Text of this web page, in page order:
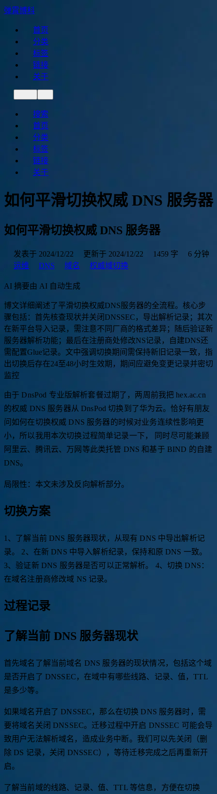
弹霄博科
首页
分类
标签
链接
关于
搜索
首页
分类
标签
链接
关于
如何平滑切换权威 DNS 服务器
如何平滑切换权威 DNS 服务器
发表于 2024/12/22 更新于 2024/12/22 1459 字
6 分钟
运维
DNS 域名 权威域切换
AI 摘要由 AI 自动生成
博文详细阐 述了平滑切换权威DNS服务器的全流程。 核心步
骤包括： 首先核查现状并关闭 DNSSEC ， 导出解析记录 ； 其次
在新平台导 入记录 ， 需注意不 同 厂商的格式差异 ； 随后验证新
服务器解析功能 ； 最后在注册商处修改NS记录 ， 自建DNS还
需配置Glue记录。 文中强调切换期间 需保持新 旧记录一致， 指
出切换后存在24至48小时生效期 ， 期间 应避免变更记录并密切
监控
由于 DnsPod 专业版解析套餐过期了，两周前我把 hex.ac.cn
的权威 DNS 服务器从 DnsPod 切换到了华为云。恰好有朋友
问如何在切换权威 DNS 服务器的时候对业务连续性影响更
小，所以我用本次切换过程简单记录一下， 同时尽可能兼顾
阿里云、腾讯云、万网等此类托管 DNS 和基于 BIND 的自建
DNS。
局限性：本文未涉及反向解析部分。
切换方案
1、了解当前 DNS 服务器现状，从现有 DNS 中导出解析记
录。 2、在新 DNS 中导入解析纪录，保持和原 DNS 一致。
3、验证新 DNS 服务器是否可以正常解析。 4、切换 DNS：
在域名注册商修改域 NS 记录。
过程记录
了解当前 DNS 服务器现状
首先域名了解当前域名 DNS 服务器的现状情况，包括这个域
是否开启了 DNSSEC，在域中有哪些线路、记录、值，TTL
是多少等。
如果域名开启了 DNSSEC，那么在切换 DNS 服务器时，需
要将域名关闭 DNSSEC。迁移过程中开启 DNSSEC 可能会导
致用户无法解析域名，造成业务中断。我们可以先关闭（删
除 DS 记录，关闭 DNSSEC），等待迁移完成之后再重新开
启。
了解当前域的线路、记录、值、TTL 等信息，方便在切换